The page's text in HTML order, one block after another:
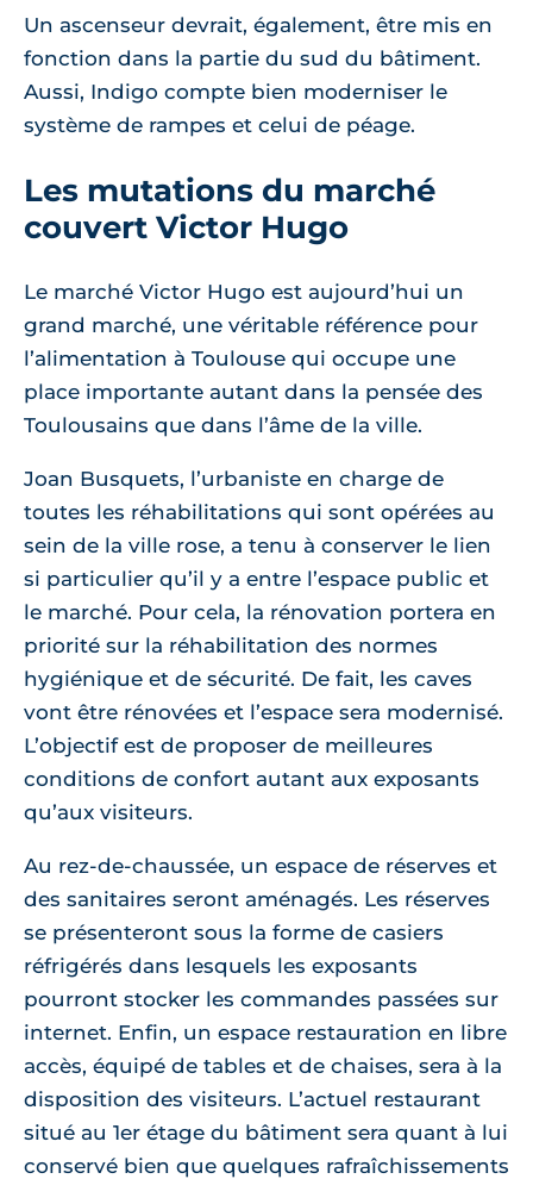
Un ascenseur devrait, également, être mis en
fonction dans la partie du sud du bâtiment.
Aussi, Indigo compte bien moderniser le
système de rampes et celui de péage.
Les mutations du marché
couvert Victor Hugo
Le marché Victor Hugo est aujourd’hui un
grand marché, une véritable référence pour
l’alimentation à Toulouse qui occupe une
place importante autant dans la pensée des
Toulousains que dans l’âme de la ville.
Joan Busquets, l’urbaniste en charge de
toutes les réhabilitations qui sont opérées au
sein de la ville rose, a tenu à conserver le lien
si particulier qu’il y a entre l’espace public et
le marché. Pour cela, la rénovation portera en
priorité sur la réhabilitation des normes
hygiénique et de sécurité. De fait, les caves
vont être rénovées et l’espace sera modernisé.
L’objectif est de proposer de meilleures
conditions de confort autant aux exposants
qu’aux visiteurs.
Au rez-de-chaussée, un espace de réserves et
des sanitaires seront aménagés. Les réserves
se présenteront sous la forme de casiers
réfrigérés dans lesquels les exposants
pourront stocker les commandes passées sur
internet. Enfin, un espace restauration en libre
accès, équipé de tables et de chaises, sera à la
disposition des visiteurs. L’actuel restaurant
situé au 1er étage du bâtiment sera quant à lui
conservé bien que quelques rafraîchissements